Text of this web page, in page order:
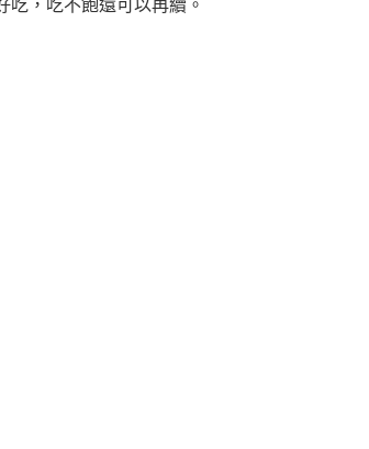
，吃不飽還可以再續。